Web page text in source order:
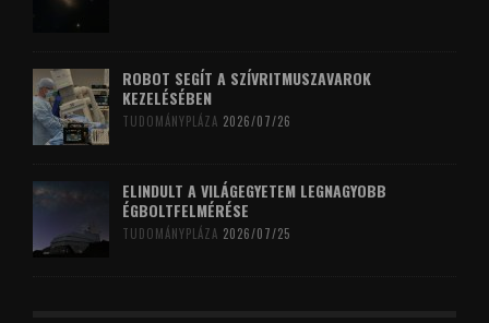
ROBOT SEGÍT A SZÍVRITMUSZAVAROK
KEZELÉSÉBEN
TUDOMÁNYPLÁZA 2026/07/26
ELINDULT A VILÁGEGYETEM LEGNAGYOBB
ÉGBOLTFELMÉRÉSE
TUDOMÁNYPLÁZA 2026/07/25